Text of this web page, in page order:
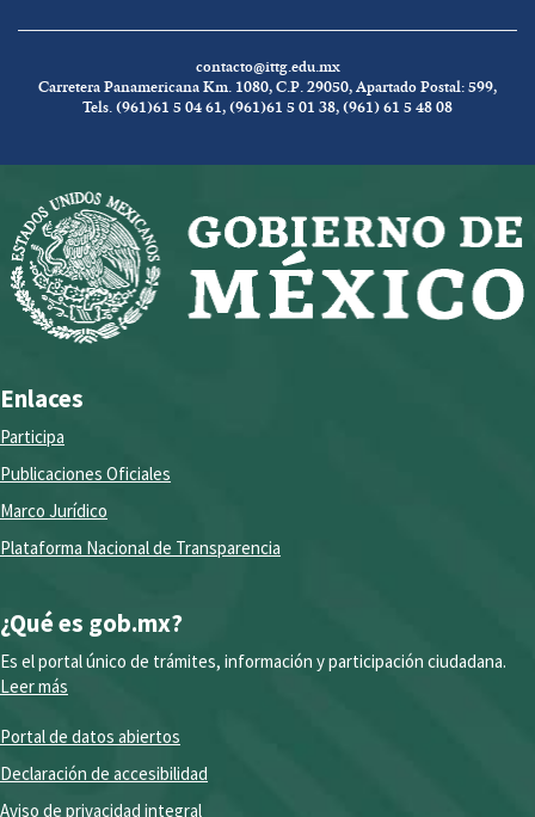
contacto@ittg.edu.mx
Carretera Panamericana Km. 1080, C.P. 29050, Apartado Postal: 599,
Tels. (961)61 5 04 61, (961)61 5 01 38, (961) 61 5 48 08
Enlaces
Participa
Publicaciones Oficiales
Marco Jurídico
Plataforma Nacional de Transparencia
¿Qué es gob.mx?
Es el portal único de trámites, información y participación ciudadana.
Leer más
Portal de datos abiertos
Declaración de accesibilidad
Aviso de privacidad integral